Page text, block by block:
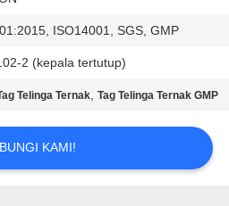
ISO14001, SGS, GMP
2 (kepala tertutup)
Telinga Ternak,Tag Telinga Ternak GMP
KAMI!